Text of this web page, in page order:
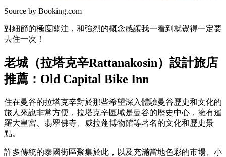
Source by Booking.com
對細節的極度關注，和強烈的概念感讓我一看到就覺得一定要
去住一次！
老城（拉塔克辛Rattanakosin）設計旅店
推薦：Old Capital Bike Inn
住在曼谷的拉塔克辛對於那些希望深入體驗曼谷歷史和文化的
旅人來說非常方便，拉塔克辛區域是曼谷的歷史中心，擁有暹
羅大皇宮、翡翠佛寺、威拉蓬博物館等著名的文化和歷史景
點。
許多傳統的泰國街區聚集於此，以及充滿當地色彩的市場、小